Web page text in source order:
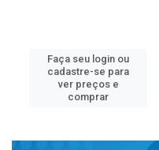
Faça seu login ou
cadastre-se para
ver preços e
comprar